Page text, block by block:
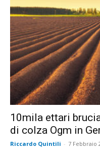
10mila ettari
di colza Ogm in
Riccardo Quintili - 7 Febbraio